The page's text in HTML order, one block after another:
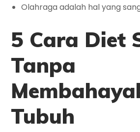
Olahraga adalah hal yang
5 Cara Diet
Tanpa
Tubuh